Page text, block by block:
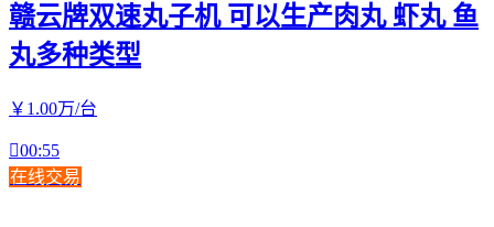
赣云牌双速丸子机 可以生产肉丸 虾丸 鱼
丸多种类型
￥ 1 .00万/台
00:55
在线交易